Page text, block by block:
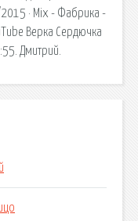
· Mix - Фабрика -
Верка Сердючка
Дмитрий.